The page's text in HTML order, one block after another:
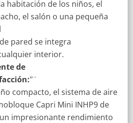
habitación de los niños, el
el salón o una pequeña
pared se integra
interior.
de
"¨
compacto, el sistema de aire
Capri Mini INHP9 de
impresionante rendimiento